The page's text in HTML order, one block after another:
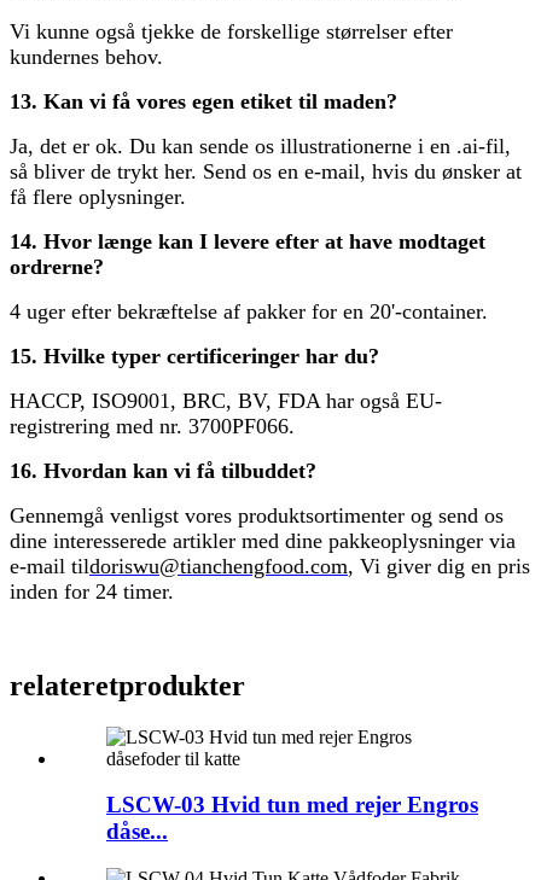
Vi kunne også tjekke de forskellige størrelser efter
kundernes behov.
13. Kan vi få vores egen etiket til maden?
Ja, det er ok. Du kan sende os illustrationerne i en .ai-fil,
så bliver de trykt her. Send os en e-mail, hvis du ønsker at
få flere oplysninger.
14. Hvor længe kan I levere efter at have modtaget
ordrerne?
4 uger efter bekræftelse af pakker for en 20'-container.
15. Hvilke typer certificeringer har du?
HACCP, ISO9001, BRC, BV, FDA har også EU-
registrering med nr. 3700PF066.
16. Hvordan kan vi få tilbuddet?
Gennemgå venligst vores produktsortimenter og send os
dine interesserede artikler med dine pakkeoplysninger via
e-mail tildoriswu@tianchengfood.com, Vi giver dig en pris
inden for 24 timer.
relateretprodukter
LSCW-03 Hvid tun med rejer Engros
dåse...